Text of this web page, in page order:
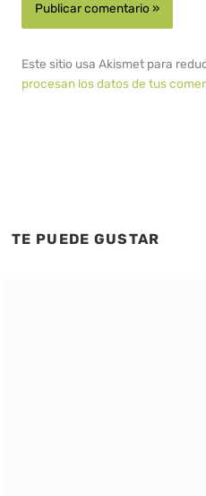
Este sitio usa Akismet para
procesan los datos de tus
TE PUEDE GUSTAR